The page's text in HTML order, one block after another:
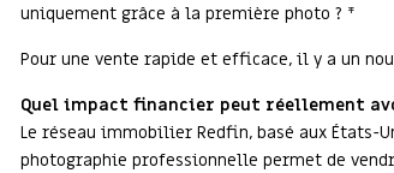
uniquement grâce à la première photo ? *
Pour une vente rapide et efficace, il y a un
Quel impact financier peut réellement
Le réseau immobilier Redfin, basé aux États-
photographie professionnelle permet de